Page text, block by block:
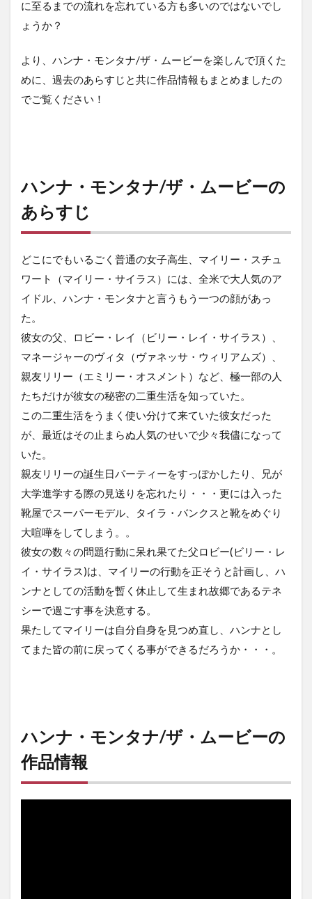
に至るまでの流れを忘れている方も多いのではないでし
ょうか？
より、ハンナ・モンタナ/ザ・ムービーを楽しんで頂くた
めに、過去のあらすじと共に作品情報もまとめましたの
でご覧ください！
ハンナ・モンタナ/ザ・ムービーの
あらすじ
どこにでもいるごく普通の女子高生、マイリー・スチュ
ワート（マイリー・サイラス）には、全米で大人気のア
イドル、ハンナ・モンタナと言うもう一つの顔があっ
た。
彼女の父、ロビー・レイ（ビリー・レイ・サイラス）、
マネージャーのヴィタ（ヴァネッサ・ウィリアムズ）、
親友リリー（エミリー・オスメント）など、極一部の人
たちだけが彼女の秘密の二重生活を知っていた。
この二重生活をうまく使い分けて来ていた彼女だった
が、最近はその止まらぬ人気のせいで少々我儘になって
いた。
親友リリーの誕生日パーティーをすっぽかしたり、兄が
大学進学する際の見送りを忘れたり・・・更には入った
靴屋でスーパーモデル、タイラ・バンクスと靴をめぐり
大喧嘩をしてしまう。。
彼女の数々の問題行動に呆れ果てた父ロビー(ビリー・レ
イ・サイラス)は、マイリーの行動を正そうと計画し、ハ
ンナとしての活動を暫く休止して生まれ故郷であるテネ
シーで過ごす事を決意する。
果たしてマイリーは自分自身を見つめ直し、ハンナとし
てまた皆の前に戻ってくる事ができるだろうか・・・。
ハンナ・モンタナ/ザ・ムービーの
作品情報